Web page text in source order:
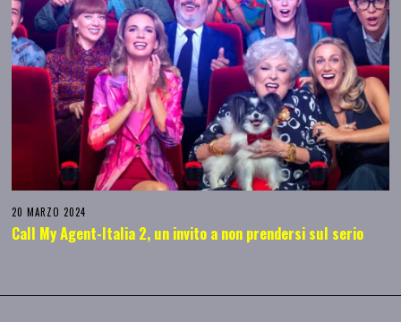
20 MARZO 2024
Call My Agent-Italia 2, un invito a non prendersi sul serio